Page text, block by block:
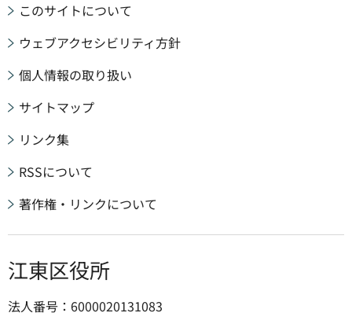
このサイトについて
ウェブアクセシビリティ方針
個人情報の取り扱い
サイトマップ
リンク集
RSSについて
著作権・リンクについて
江東区役所
法人番号：6000020131083